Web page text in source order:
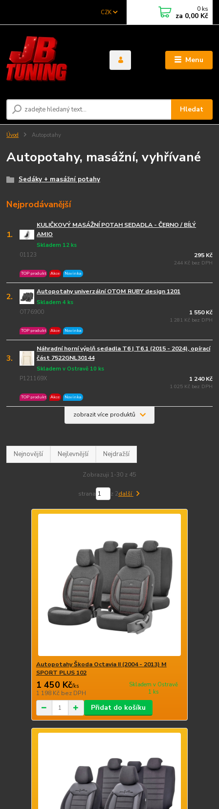
Menu
CZK
Hledat
0 ks
za 0,00 Kč
Úvod Autopotahy
Autopotahy, masážní, vyhřívané
Sedáky + masážní potahy
Nejprodávanější
1.
KULIČKOVÝ MASÁŽNÍ POTAH SEDADLA - ČERNO / BÍLÝ
AMIO
01123
Skladem 12 ks
TOP produkt Akce Novinka
295 Kč
244 Kč bez DPH
2. Autopotahy univerzální OTOM RUBY design 1201
OT76900
Skladem 4 ks
TOP produkt Akce Novinka
1 550 Kč
1 281 Kč bez DPH
3.
Náhradní horní výplň sedadla T6 | T6.1 (2015 - 2024), opírací
část 7522GNL30144
P121169X
Skladem v Ostravě 10 ks
TOP produkt Akce Novinka
1 240 Kč
1 025 Kč bez DPH
zobrazit více produktů
Nejnovější Nejlevnější Nejdražší
Zobrazuji 1-30 z 45
strana z 2další
Autopotahy Škoda Octavia II (2004 - 2013) M
SPORT PLUS 102
1 450 Kč/ks
1 198 Kč bez DPH
Skladem v Ostravě
1 ks
Přidat do košíku